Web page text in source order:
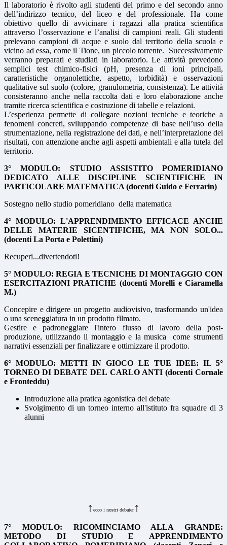
Il laboratorio è rivolto agli studenti del primo e del secondo anno
dell’indirizzo tecnico, del liceo e del professionale. Ha come
obiettivo quello di avvicinare i ragazzi alla pratica scientifica
attraverso l’osservazione e l’analisi di campioni reali. Gli studenti
prelevano campioni di acque e suolo dal territorio della scuola e
vicino ad essa, come il Tione, un piccolo torrente. Successivamente
verranno preparati e studiati in laboratorio. Le attività prevedono
semplici test chimico-fisici (pH, presenza di ioni principali,
caratteristiche organolettiche, aspetto, torbidità) e osservazioni
qualitative sul suolo (colore, granulometria, consistenza). Le attività
consisteranno anche nella raccolta dati e loro elaborazione anche
tramite ricerca scientifica e costruzione di tabelle e relazioni.
L’esperienza permette di collegare nozioni tecniche e teoriche a
fenomeni concreti, sviluppando competenze di base nell’uso della
strumentazione, nella registrazione dei dati, e nell’interpretazione dei
risultati, con attenzione anche agli aspetti ambientali e alla tutela del
territorio.
3° MODULO: STUDIO ASSISTITO POMERIDIANO
DEDICATO ALLE DISCIPLINE SCIENTIFICHE IN
PARTICOLARE MATEMATICA (docenti Guido e Ferrarin)
Sostegno nello studio pomeridiano della matematica
4° MODULO: L'APPRENDIMENTO EFFICACE ANCHE
DELLE MATERIE SICENTIFICHE, MA NON SOLO...
(docenti La Porta e Polettini)
Recuperi...divertendoti!
5° MODULO: REGIA E TECNICHE DI MONTAGGIO CON
ESERCITAZIONI PRATICHE (docenti Morelli e Ciaramella
M.)
Concepire e dirigere un progetto audiovisivo, trasformando un'idea
o una sceneggiatura in un prodotto filmato.
Gestire e padroneggiare l'intero flusso di lavoro della post-
produzione, utilizzando il montaggio e la musica come strumenti
narrativi essenziali per finalizzare e ottimizzare il prodotto.
6° MODULO: METTI IN GIOCO LE TUE IDEE: IL 5°
TORNEO DI DEBATE DEL CARLO ANTI (docenti Cornale
e Fronteddu)
Introduzione alla pratica agonistica del debate
Svolgimento di un torneo interno all'istituto fra squadre di 3
alunni
↑ ecco i nostri debater↑
7° MODULO: RICOMINCIAMO ALLA GRANDE:
METODO DI STUDIO E APPRENDIMENTO